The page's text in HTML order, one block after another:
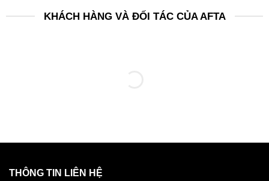
KHÁCH HÀNG VÀ ĐỐI TÁC CỦA AFTA
THÔNG TIN LIÊN HỆ